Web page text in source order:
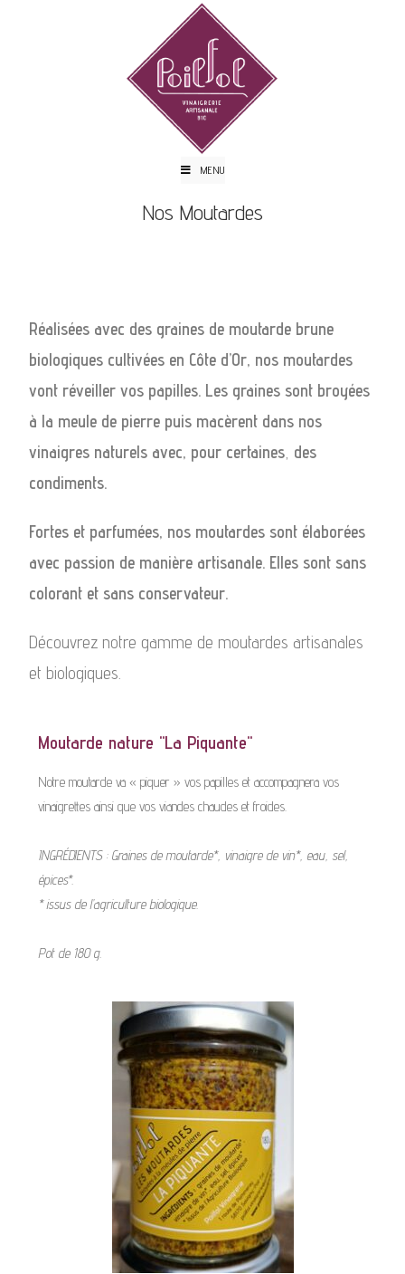
MENU
Nos Moutardes
Réalisées avec des graines de moutarde brune
biologiques cultivées en Côte d’Or, nos moutardes
vont réveiller vos papilles. Les graines sont broyées
à la meule de pierre puis macèrent dans nos
vinaigres naturels avec, pour certaines des
condiments.
Fortes et parfumées, nos moutardes sont élaborées
avec passion de manière artisanale. Elles sont sans
colorant et sans conservateur.
Découvrez notre gamme de moutardes artisanales
et biologiques.
Moutarde nature "La Piquante"
Notre moutarde va « piquer » vos papilles et accompagnera vos
vinaigrettes ainsi que vos viandes chaudes et froides.
INGRÉDIENTS : Graines de moutarde*, vinaigre de vin*, eau, sel,
épices*.
* issus de l’agriculture biologique.
Pot de 180 g.